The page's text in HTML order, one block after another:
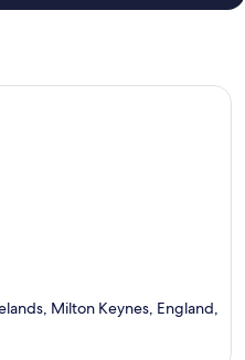
Milton Keynes, England,